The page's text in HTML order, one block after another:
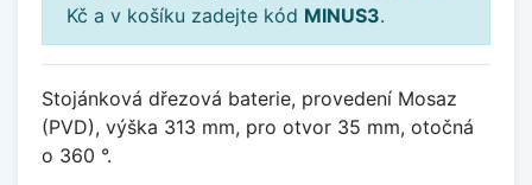
Kč a v košíku zadejte kód MINUS3.
Stojánková dřezová baterie, provedení Mosaz
(PVD), výška 313 mm, pro otvor 35 mm, otočná
o 360 °.